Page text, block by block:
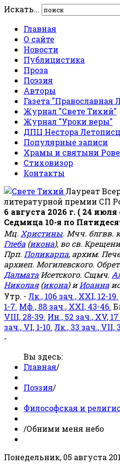
Искать...
Главная
О сайте
Новости
Публицистика
Проза
Поэзия
Авторы
Газета "Православная
Журнал "Свете Тихий"
Журнал "Уроки веры"
ДПЦ Нестора
Популярные записи
Храмы и святыни
Стиховизор
Контакты
Лауреат
литературной премии СП
6 августа 2026 г. ( 24 июля
Седмица 10-я по
Мц. Христины. Мчч. блгвв.
Глеба (икона), во св.
Прп. Поликарпа, архим.
архиеп. Могилевского.
Далмата Исетского. Сщмч.
Николая(икона) иИоанна
Утр. - Лк., 106 зач., XXI, 12-19.
1-7. Мф., 88 зач., XXI, 43-46.
VIII, 28-39. Ин., 52 зач., XV,
зач., VI, 1-10. Лк., 33 зач., VII,
-
Вы здесь:
Главная/
Поэзия/
Философская и
/Обними меня небо
Понедельник, 05 августа